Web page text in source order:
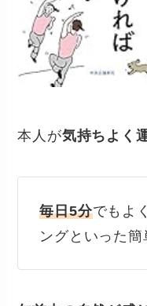
本人が気持ちよく
毎日5分でもよ
ングといった